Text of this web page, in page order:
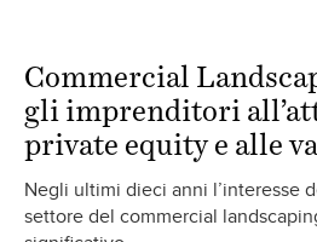
Commercial
gli imprenditori
private equity e alle
Negli ultimi dieci anni l’interesse
settore del commercial